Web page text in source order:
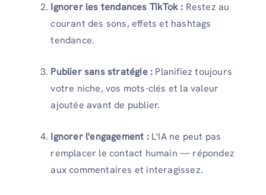
Ignorer les tendances TikTok : Restez au
courant des sons, effets et hashtags
tendance.
Publier sans stratégie : Planifiez toujours
votre niche, vos mots-clés et la valeur
ajoutée avant de publier.
Ignorer l'engagement :L'IA ne peut pas
remplacer le contact humain — répondez
aux commentaires et interagissez.